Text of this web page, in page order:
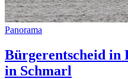
Panorama
Bürgerentscheid in
in Schmarl